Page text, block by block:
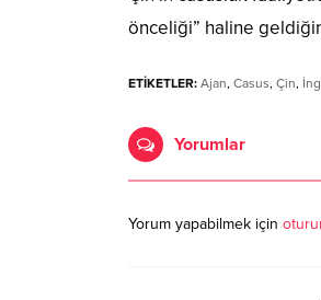
önceliği” haline
ETİKETLER: Ajan, Casus, Çin,
Yorumlar
Yorum yapabilmek için